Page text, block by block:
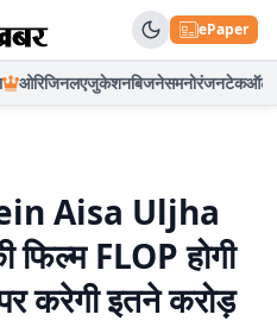
ePaper
ओरिजिनलएजुकेशनबिजनेसमनोरंजनटेकऑटो
Aisa Uljha
फिल्म FLOP होगी
करेगी इतने करोड़